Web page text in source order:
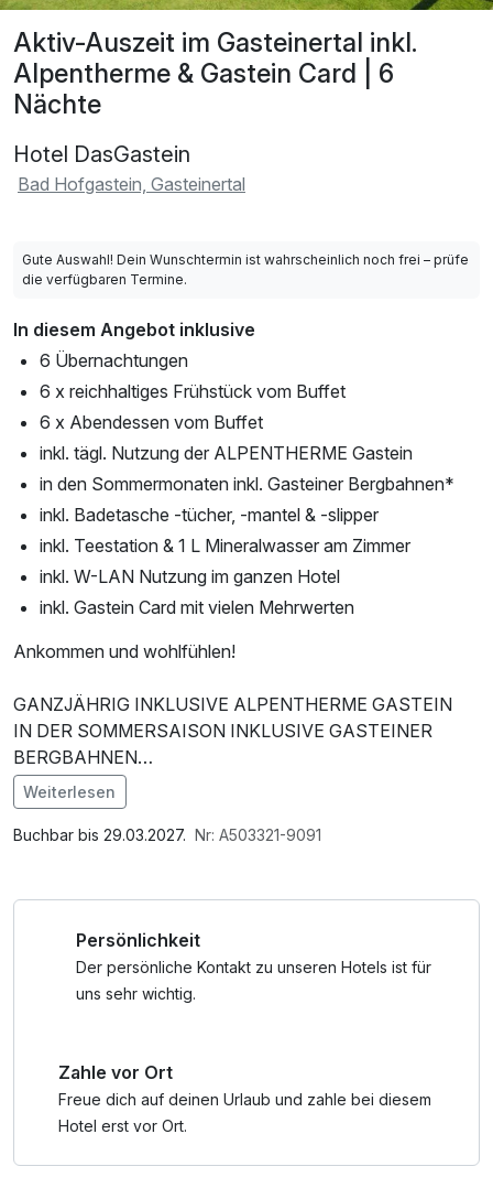
Aktiv-Auszeit im Gasteinertal inkl.
Alpentherme & Gastein Card | 6
Nächte
Hotel DasGastein
Bad Hofgastein, Gasteinertal
Gute Auswahl! Dein Wunschtermin ist wahrscheinlich noch frei – prüfe
die verfügbaren Termine.
In diesem Angebot inklusive
6 Übernachtungen
6 x reichhaltiges Frühstück vom Buffet
6 x Abendessen vom Buffet
inkl. tägl. Nutzung der ALPENTHERME Gastein
in den Sommermonaten inkl. Gasteiner Bergbahnen*
inkl. Badetasche -tücher, -mantel & -slipper
inkl. Teestation & 1 L Mineralwasser am Zimmer
inkl. W-LAN Nutzung im ganzen Hotel
inkl. Gastein Card mit vielen Mehrwerten
Ankommen und wohlfühlen!
GANZJÄHRIG INKLUSIVE ALPENTHERME GASTEIN
IN DER SOMMERSAISON INKLUSIVE GASTEINER
BERGBAHNEN
Bitte beachten Sie: das Fitness Center & die Beauty World
der Therme sind nicht im Preis inkludiert.
Alpentherme.
*Während der Sommeröffnungszeiten der Gasteiner
Schlossalmbahn: Voraussichtlich 19.06. - 02.11.2026
täglich
Stubnerkogelbahn: Voraussichtlich 22.05. - 11.10.2026
Im Angebot enthalten
1 x Welcome Drink, 1 Flasche Mineralwasser,
Bademantel und -tücher
Weiterlesen
Buchbar bis 29.03.2027. Nr: A503321-9091
Persönlichkeit
Der persönliche Kontakt zu unseren Hotels ist für
uns sehr wichtig.
Zahle vor Ort
Freue dich auf deinen Urlaub und zahle bei diesem
Hotel erst vor Ort.